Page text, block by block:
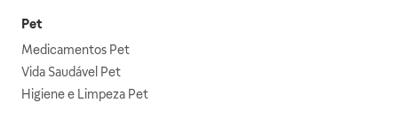
Pet
Medicamentos Pet
Vida Saudável Pet
Higiene e Limpeza Pet